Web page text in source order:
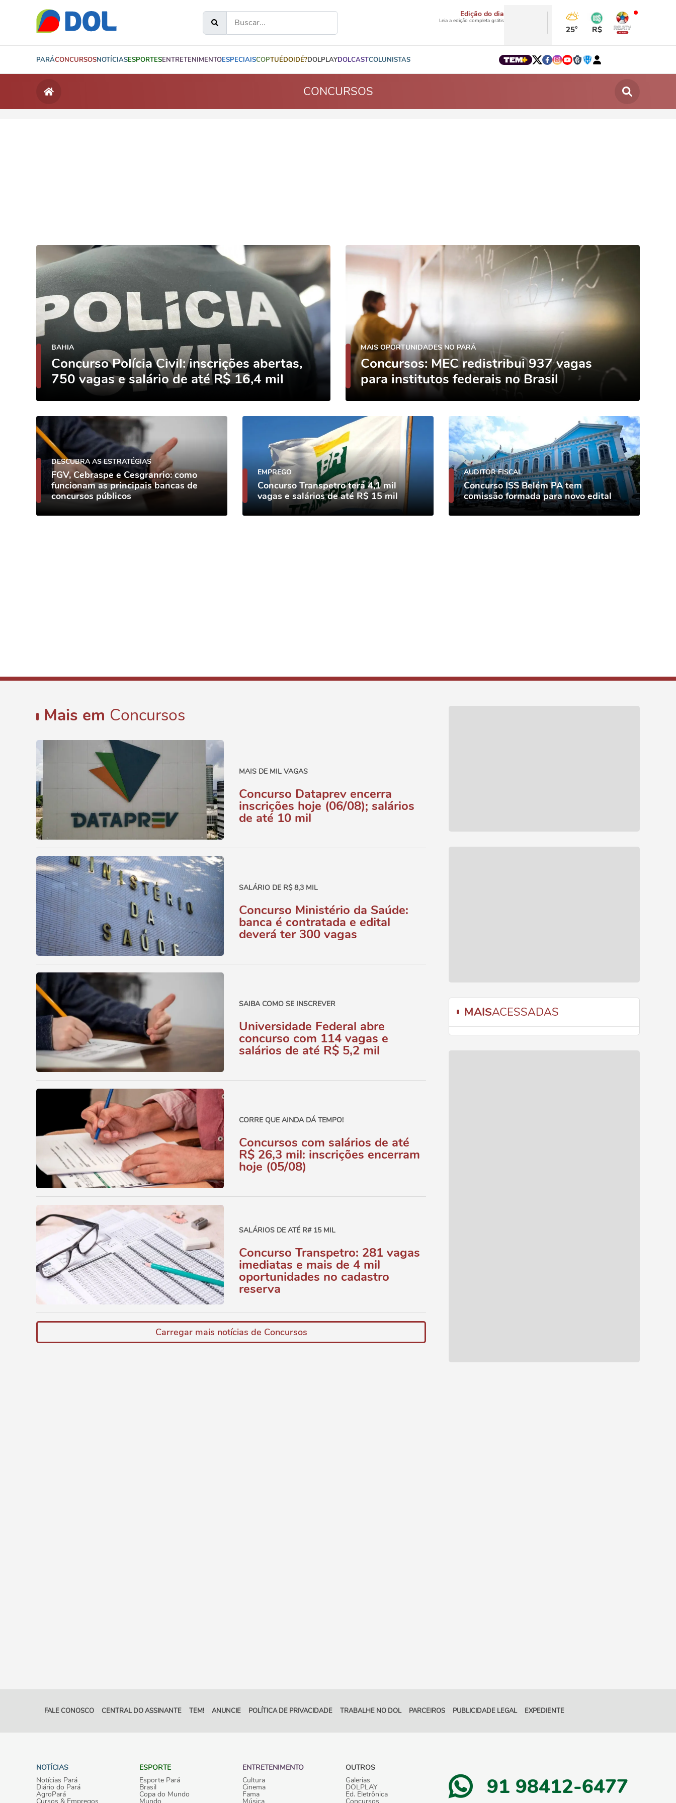
Edição do dia
Leia a edição completa grátis
25° R$
PARÁCONCURSOSNOTÍCIASESPORTESENTRETENIMENTOESPECIAISCOPTUÉDOIDÉ?DOLPLAYDOLCASTCOLUNISTAS
CONCURSOS
BAHIA
Concurso Polícia Civil: inscrições abertas,
750 vagas e salário de até R$ 16,4 mil
MAIS OPORTUNIDADES NO PARÁ
Concursos: MEC redistribui 937 vagas
para institutos federais no Brasil
DESCUBRA AS ESTRATÉGIAS
FGV, Cebraspe e Cesgranrio: como
funcionam as principais bancas de
concursos públicos
EMPREGO
Concurso Transpetro terá 4,1 mil
vagas e salários de até R$ 15 mil
AUDITOR FISCAL
Concurso ISS Belém PA tem
comissão formada para novo edital
Mais em Concursos
MAIS DE MIL VAGAS
Concurso Dataprev encerra
inscrições hoje (06/08); salários
de até 10 mil
SALÁRIO DE R$ 8,3 MIL
Concurso Ministério da Saúde:
banca é contratada e edital
deverá ter 300 vagas
SAIBA COMO SE INSCREVER
Universidade Federal abre
concurso com 114 vagas e
salários de até R$ 5,2 mil
CORRE QUE AINDA DÁ TEMPO!
Concursos com salários de até
R$ 26,3 mil: inscrições encerram
hoje (05/08)
SALÁRIOS DE ATÉ R# 15 MIL
Concurso Transpetro: 281 vagas
imediatas e mais de 4 mil
oportunidades no cadastro
reserva
Carregar mais notícias de Concursos
MAISACESSADAS
FALE CONOSCO CENTRAL DO ASSINANTE TEM! ANUNCIE POLÍTICA DE PRIVACIDADE TRABALHE NO DOL PARCEIROS PUBLICIDADE LEGAL EXPEDIENTE
NOTÍCIAS
Notícias Pará
Diário do Pará
AgroPará
Cursos & Empregos
ESPORTE
Esporte Pará
Brasil
Copa do Mundo
Mundo
ENTRETENIMENTO
Cultura
Cinema
Fama
Música
OUTROS
Galerias
DOLPLAY
Ed. Eletrônica
Concursos
91 98412-6477